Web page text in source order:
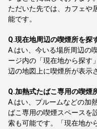
ただいた先では、カフェや
能です。
Q.現在地周辺の喫煙所を探
A. はい、今いる場所周辺の
ージ内の「現在地から探す
辺の地図上に喫煙所が表示
Q.加熱式たばこ専用の喫煙
A. はい、プルームなどの加
ばこ専用の喫煙スペースを
索も可能です。「現在地か